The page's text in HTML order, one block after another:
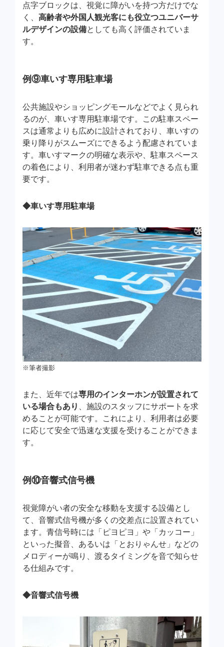
点字ブロックは、視覚に障がいを持つ方だけでな
く、 高齢者や外国人観光客にも役立つユニバーサ
ルデザインの設備としても高く評価されていま
す。
例⑨車いす専用駐車場
公共施設やショッピングモールなどでよく見られ
るのが、車いす専用駐車場です。この駐車スペー
スは通常よりも広めに設計されており、車いすの
乗り降りがスムーズにできるよう配慮されていま
す。車いすマークの明確な表示や、駐車スペース
の着色により、利用者が迷わず駐車できる点も重
要です。
◆車いす専用駐車場
※筆者撮影
また、近年では専用のインターホンが設置されて
いる場合もあり
、施設のスタッフにサポートを求
めることが可能です。これにより、利用者は必要
に応じて安全で迅速な支援を受けることができま
す。
例⑩音響式信号機
視覚障がい者の安全な移動を支援する設備とし
て、音響式信号機が多くの交差点に設置されてい
ます。青信号時には「ピヨピヨ」や「カッコー」
といった擬音、あるいは「とおりゃんせ」などの
メロディーが鳴り、渡るタイミングを音で知らせ
る仕組みです。
◆音響式信号機